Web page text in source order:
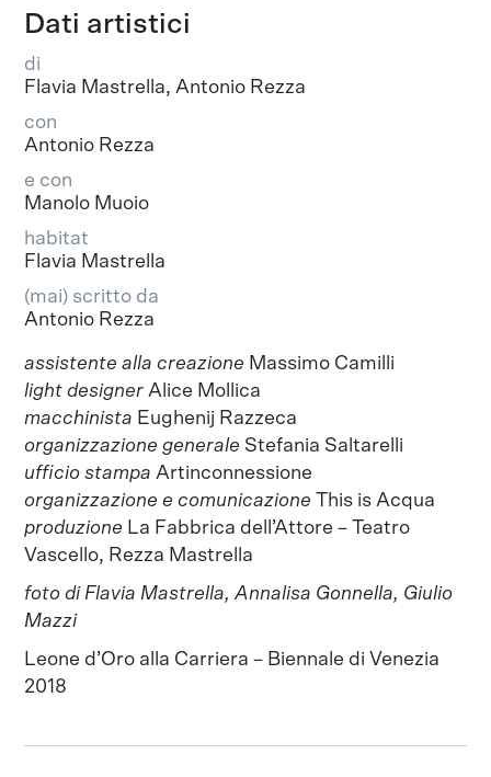
Dati artistici
di
Flavia Mastrella, Antonio Rezza
con
Antonio Rezza
e con
Manolo Muoio
habitat
Flavia Mastrella
(mai) scritto da
Antonio Rezza
assistente alla creazione Massimo Camilli
light designer Alice Mollica
macchinista Eughenij Razzeca
organizzazione generale Stefania Saltarelli
ufficio stampa Artinconnessione
organizzazione e comunicazione This is Acqua
produzione La Fabbrica dell’Attore – Teatro
Vascello, Rezza Mastrella
foto di Flavia Mastrella, Annalisa Gonnella, Giulio
Mazzi
Leone d’Oro alla Carriera – Biennale di Venezia
2018